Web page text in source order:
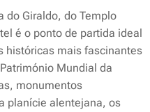
do Giraldo, do Templo
é o ponto de partida ideal
históricas mais fascinantes
Mundial da
monumentos
planície alentejana, os